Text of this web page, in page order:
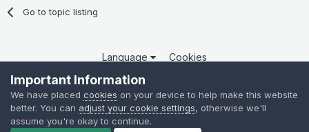
Go to topic listing
Language Cookies
Copyright 2025 por QCOM. Todos os direitos reservados.
Powered by Invision Community
Important Information
We have placed cookies on your device to help make this website
better. You can adjust your cookie settings, otherwise we'll
assume you're okay to continue.